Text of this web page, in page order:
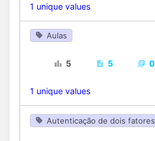
1 unique values
Aulas
5 5 0
1 unique values
Autenticação de dois fatores